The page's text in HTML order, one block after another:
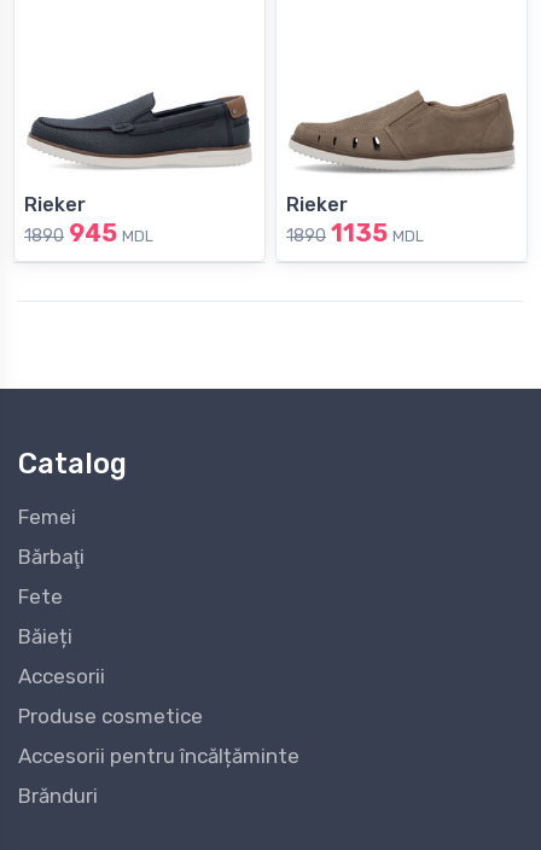
Rieker
1890 945 MDL
Rieker
1890 1135 MDL
Catalog
Femei
Bărbaţi
Fete
Băieți
Accesorii
Produse cosmetice
Accesorii pentru încălțăminte
Brănduri